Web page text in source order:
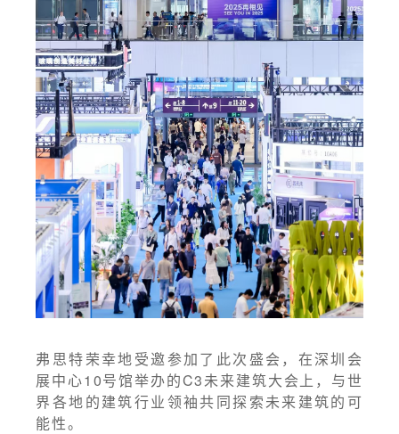
弗思特荣幸地受邀参加了此次盛会，在深圳会
展中心10号馆举办的C3未来建筑大会上，与世
界各地的建筑行业领袖共同探索未来建筑的可
能性。